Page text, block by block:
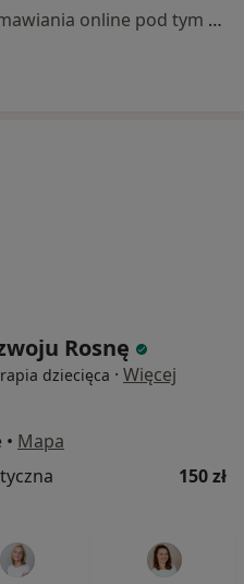
Specjalista nie oferuje umawiania online pod tym adresem.
Rosnę
dziecięca · Więcej
• Mapa
150 zł